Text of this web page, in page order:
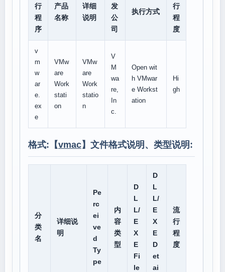
行
程
序
产品
名称
详细
说明
发
公
司
执行方式
行
程
度
v
m
w
ar
e.
ex
e
VMw
are
Work
stati
on
VMw
are
Work
statio
n
V
M
wa
re,
In
c.
Open wit
h VMwar
e Workst
ation
Hi
gh
格式:【vmac】文件格式说明、类型说明:
分
类
名
详细说
明
Pe
rc
ei
ve
d
Ty
pe
内
容
类
型
D
L
L/
E
X
E
Fi
le
D
L
L/
E
X
E
D
et
ai
流
行
程
度